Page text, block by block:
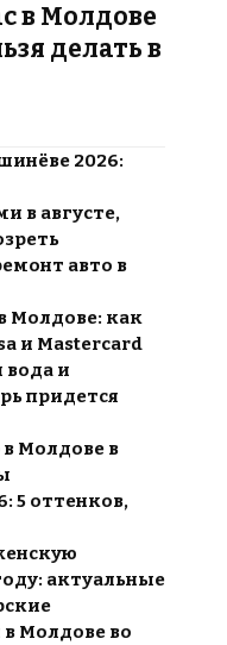
в Молдове
делать в
2026:
в августе,
авто в
Молдове: как
и Mastercard
и
придется
Молдове в
5 оттенков,
актуальные
Молдове во